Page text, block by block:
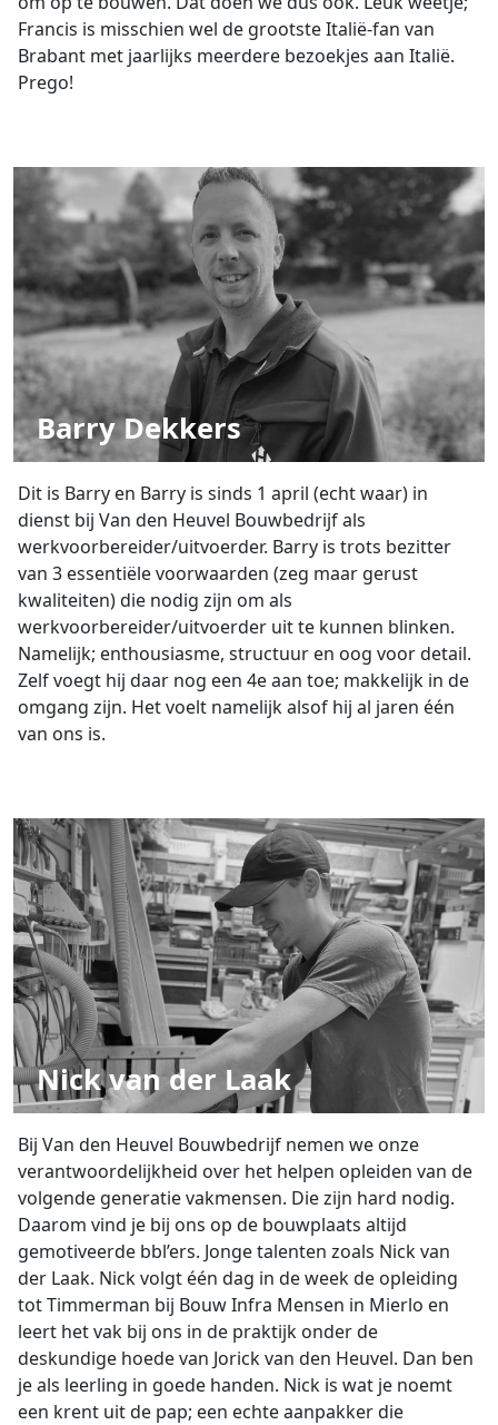
Francis is misschien wel de grootste Italië-fan van
Brabant met jaarlijks meerdere bezoekjes aan Italië.
Prego!
Barry Dekkers
Dit is Barry en Barry is sinds 1 april (echt waar) in
dienst bij Van den Heuvel Bouwbedrijf als
werkvoorbereider/uitvoerder. Barry is trots bezitter
van 3 essentiële voorwaarden (zeg maar gerust
kwaliteiten) die nodig zijn om als
werkvoorbereider/uitvoerder uit te kunnen blinken.
Namelijk; enthousiasme, structuur en oog voor detail.
Zelf voegt hij daar nog een 4e aan toe; makkelijk in de
omgang zijn. Het voelt namelijk alsof hij al jaren één
van ons is.
Nick van der Laak
Bij Van den Heuvel Bouwbedrijf nemen we onze
verantwoordelijkheid over het helpen opleiden van de
volgende generatie vakmensen. Die zijn hard nodig.
Daarom vind je bij ons op de bouwplaats altijd
gemotiveerde bbl’ers. Jonge talenten zoals Nick van
der Laak. Nick volgt één dag in de week de opleiding
tot Timmerman bij Bouw Infra Mensen in Mierlo en
leert het vak bij ons in de praktijk onder de
deskundige hoede van Jorick van den Heuvel. Dan ben
je als leerling in goede handen. Nick is wat je noemt
een krent uit de pap; een echte aanpakker die